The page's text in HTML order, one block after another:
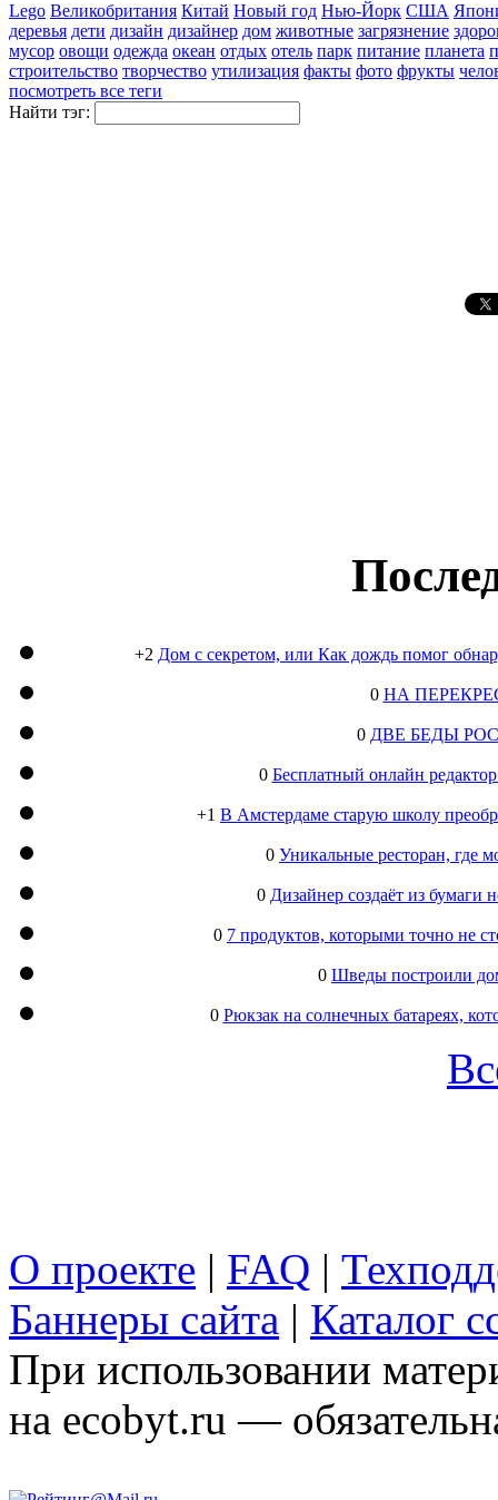
Lego Великобритания Китай Новый год Нью-Йорк США
деревья дети дизайн дизайнер дом животные загрязнение
мусор овощи одежда океан отдых отель парк питание планета
строительство творчество утилизация факты фото фрукты
посмотреть все теги
Найти тэг:
+2 Дом с секретом, или Как дождь помог
0 НА
0 ДВЕ БЕДЫ
0 Бесплатный онлайн
+1 В Амстердаме старую школу
0 Уникальные ресторан, где
0 Дизайнер создаёт из
0 7 продуктов, которыми точно не
0 Шведы построили
0 Рюкзак на солнечных батареях,
О проекте | FAQ |
Баннеры сайта | Каталог
При использовании
на ecobyt.ru —